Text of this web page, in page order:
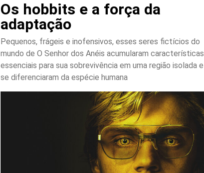
Os hobbits e a força da
adaptação
Pequenos, frágeis e inofensivos, esses seres fictícios do
mundo de O Senhor dos Anéis acumularam características
essenciais para sua sobrevivência em uma região isolada e
se diferenciaram da espécie humana